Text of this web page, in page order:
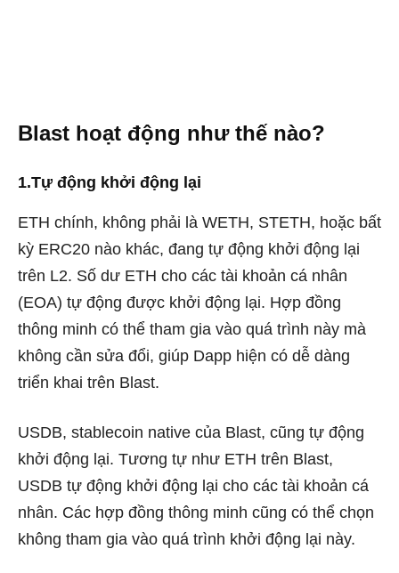
Blast hoạt động như thế nào?
1.Tự động khởi động lại
ETH chính, không phải là WETH, STETH, hoặc bất
kỳ ERC20 nào khác, đang tự động khởi động lại
trên L2. Số dư ETH cho các tài khoản cá nhân
(EOA) tự động được khởi động lại. Hợp đồng
thông minh có thể tham gia vào quá trình này mà
không cần sửa đổi, giúp Dapp hiện có dễ dàng
triển khai trên Blast.
USDB, stablecoin native của Blast, cũng tự động
khởi động lại. Tương tự như ETH trên Blast,
USDB tự động khởi động lại cho các tài khoản cá
nhân. Các hợp đồng thông minh cũng có thể chọn
không tham gia vào quá trình khởi động lại này.